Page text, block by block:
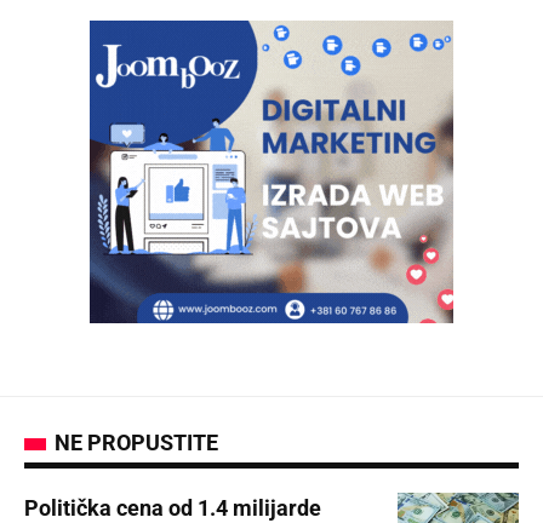
NE PROPUSTITE
Politička cena od 1.4 milijarde